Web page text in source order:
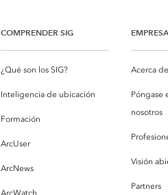
COMPRENDER SIG
¿Qué son los SIG?
Inteligencia de ubicación
Formación
ArcUser
ArcNews
ArcWatch
EMPRESA
Acerca
Póngase
nosotros
Visión
Partners